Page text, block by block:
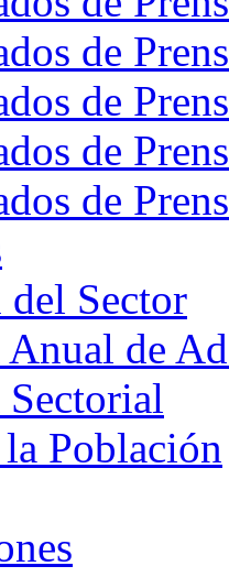
de
de
de
de
Sector
Anual de
Sectorial
Población